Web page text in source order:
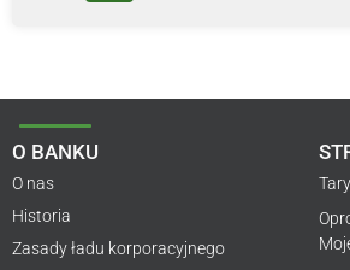
O BANKU
O nas
Historia
Zasady ładu korporacyjnego